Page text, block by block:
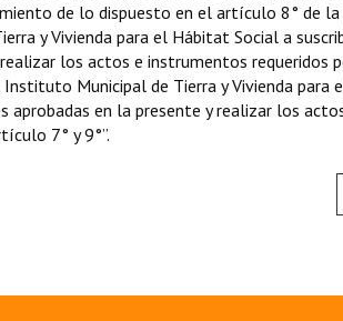
de lo dispuesto en el artículo 8° de la
y Vivienda para el Hábitat Social a
los actos e instrumentos requeridos
Municipal de Tierra y Vivienda para
aprobadas en la presente y realizar los
7° y 9°”.